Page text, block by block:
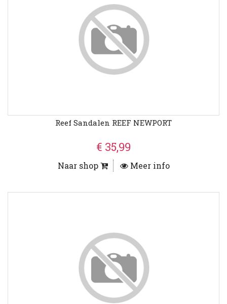
Reef Sandalen REEF NEWPORT
€ 35,99
Naar shop Meer info